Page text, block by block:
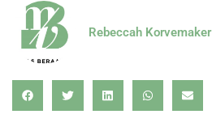
Rebeccah Korvemaker